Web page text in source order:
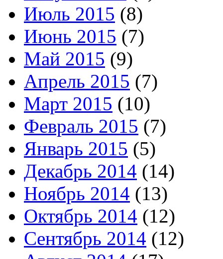
Июль 2015 (8)
Июнь 2015 (7)
Май 2015 (9)
Апрель 2015 (7)
Март 2015 (10)
Февраль 2015 (7)
Январь 2015 (5)
Декабрь 2014 (14)
Ноябрь 2014 (13)
Октябрь 2014 (12)
Сентябрь 2014 (12)